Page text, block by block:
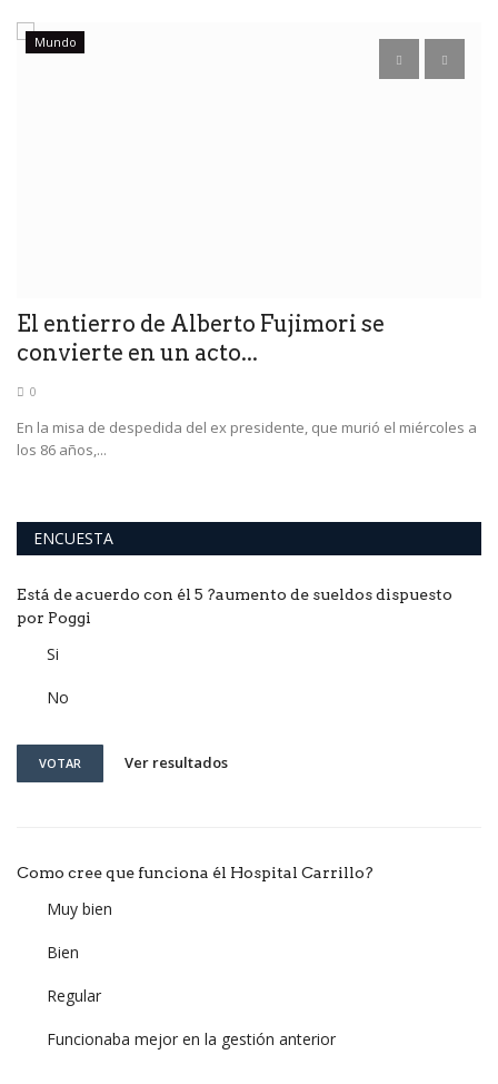
Mundo
El entierro de Alberto Fujimori se
convierte en un acto...
0
En la misa de despedida del ex presidente, que murió el miércoles a
los 86 años,...
ENCUESTA
Está de acuerdo con él 5 ?aumento de sueldos dispuesto
por Poggi
Si
No
VOTAR Ver resultados
Como cree que funciona él Hospital Carrillo?
Muy bien
Bien
Regular
Funcionaba mejor en la gestión anterior